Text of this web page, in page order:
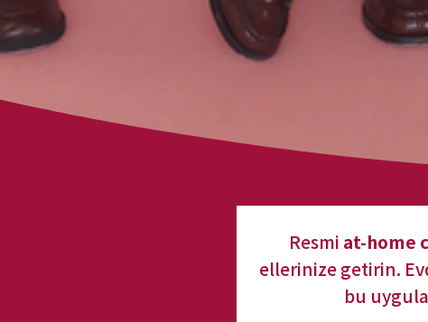
Resmi at-home
ellerinize getirin.
bu